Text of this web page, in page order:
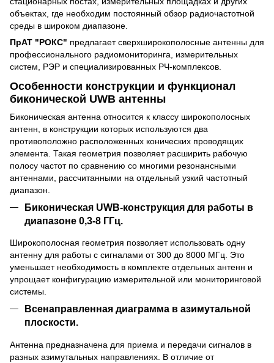
объектах, где необходим постоянный обзор радиочастотной
среды в широком диапазоне.
ПрАТ "РОКС" предлагает сверхширокополосные антенны для
профессионального радиомониторинга, измерительных
систем, РЭР и специализированных РЧ-комплексов.
Особенности конструкции и функционал
биконической UWB антенны
Биконическая антенна относится к классу широкополосных
антенн, в конструкции которых используются два
противоположно расположенных конических проводящих
элемента. Такая геометрия позволяет расширить рабочую
полосу частот по сравнению со многими резонансными
антеннами, рассчитанными на отдельный узкий частотный
диапазон.
Биконическая UWB-конструкция для работы в
диапазоне 0,3-8 ГГц.
Широкополосная геометрия позволяет использовать одну
антенну для работы с сигналами от 300 до 8000 МГц. Это
уменьшает необходимость в комплекте отдельных антенн и
упрощает конфигурацию измерительной или мониторинговой
системы.
Всенаправленная диаграмма в азимутальной
плоскости.
Антенна предназначена для приема и передачи сигналов в
разных азимутальных направлениях. В отличие от